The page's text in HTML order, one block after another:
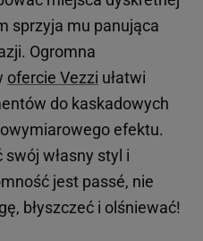
sprzyja mu panująca
Ogromna
ofercie Vezzi ułatwi
do kaskadowych
efektu.
własny styl i
jest passé, nie
błyszczeć i olśniewać!